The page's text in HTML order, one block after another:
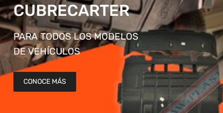
CUBRECARTER
PARA TODOS LOS MODELOS
DE VEHÍCULOS
CONOCE MÁS